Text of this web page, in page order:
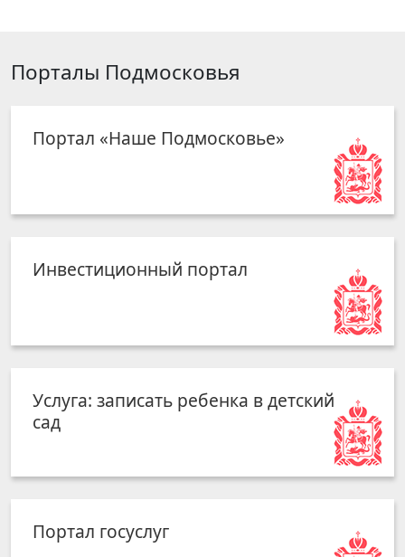
Порталы Подмосковья
Портал «Наше Подмосковье»
Инвестиционный портал
Услуга: записать ребенка в детский
сад
Портал госуслуг